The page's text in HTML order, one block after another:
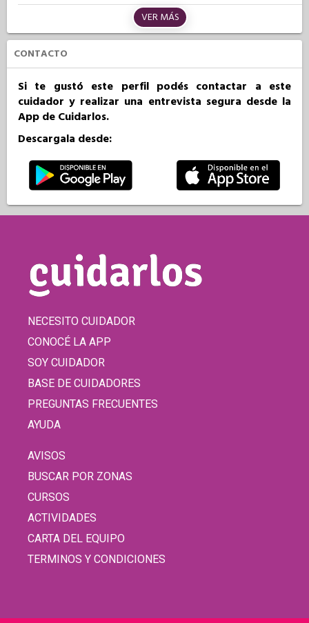
VER MÁS
CONTACTO
Si te gustó este perfil podés contactar a este
cuidador y realizar una entrevista segura desde la
App de Cuidarlos.
Descargala desde:
NECESITO CUIDADOR
CONOCÉ LA APP
SOY CUIDADOR
BASE DE CUIDADORES
PREGUNTAS FRECUENTES
AYUDA
AVISOS
BUSCAR POR ZONAS
CURSOS
ACTIVIDADES
CARTA DEL EQUIPO
TERMINOS Y CONDICIONES